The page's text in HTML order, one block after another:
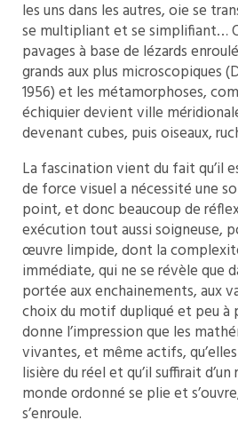
les uns dans les autres, oie se
se multipliant et se simplifiant…
pavages à base de lézards
grands aux plus microscopiques
1956) et les métamorphoses,
échiquier devient ville
devenant cubes, puis oiseaux,
La fascination vient du fait qu’il
de force visuel a nécessité une
point, et donc beaucoup de
exécution tout aussi soigneuse,
œuvre limpide, dont la
immédiate, qui ne se révèle que
portée aux enchainements, aux
choix du motif dupliqué et peu à
donne l’impression que les
vivantes, et même actifs,
lisière du réel et qu’il suffirait
monde ordonné se plie et
s’enroule.